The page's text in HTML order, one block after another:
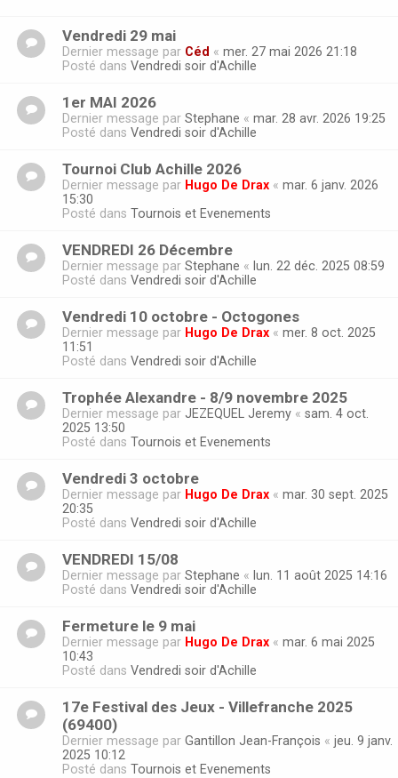
Vendredi 29 mai
Dernier message par Céd « mer. 27 mai 2026 21:18
Posté dans Vendredi soir d'Achille
1er MAI 2026
Dernier message par Stephane « mar. 28 avr. 2026 19:25
Posté dans Vendredi soir d'Achille
Tournoi Club Achille 2026
Dernier message par Hugo De Drax « mar. 6 janv. 2026
15:30
Posté dans Tournois et Evenements
VENDREDI 26 Décembre
Dernier message par Stephane « lun. 22 déc. 2025 08:59
Posté dans Vendredi soir d'Achille
Vendredi 10 octobre - Octogones
Dernier message par Hugo De Drax « mer. 8 oct. 2025
11:51
Posté dans Vendredi soir d'Achille
Trophée Alexandre - 8/9 novembre 2025
Dernier message par JEZEQUEL Jeremy « sam. 4 oct.
2025 13:50
Posté dans Tournois et Evenements
Vendredi 3 octobre
Dernier message par Hugo De Drax « mar. 30 sept. 2025
20:35
Posté dans Vendredi soir d'Achille
VENDREDI 15/08
Dernier message par Stephane « lun. 11 août 2025 14:16
Posté dans Vendredi soir d'Achille
Fermeture le 9 mai
Dernier message par Hugo De Drax « mar. 6 mai 2025
10:43
Posté dans Vendredi soir d'Achille
17e Festival des Jeux - Villefranche 2025
(69400)
Dernier message par Gantillon Jean-François « jeu. 9 janv.
2025 10:12
Posté dans Tournois et Evenements